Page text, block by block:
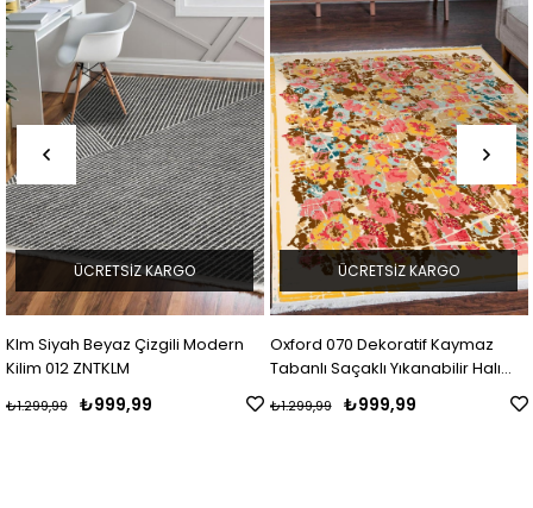
Oxford 070 Dekoratif Kaymaz
Tabanlı Saçaklı Yıkanabilir Halı
₺999,99
₺1.299,99
ÜCRETSIZ KARGO
Oxford 123 Dekoratif
Tabanlı Saçaklı Yıkanabilir
₺999,99
₺1.299,99
ÜCRETSIZ KARGO